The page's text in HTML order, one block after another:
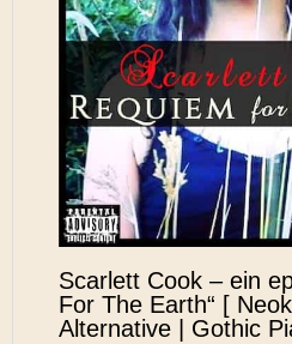
Scarlett Cook – ein
For The Earth“ [
Alternative | Gothic